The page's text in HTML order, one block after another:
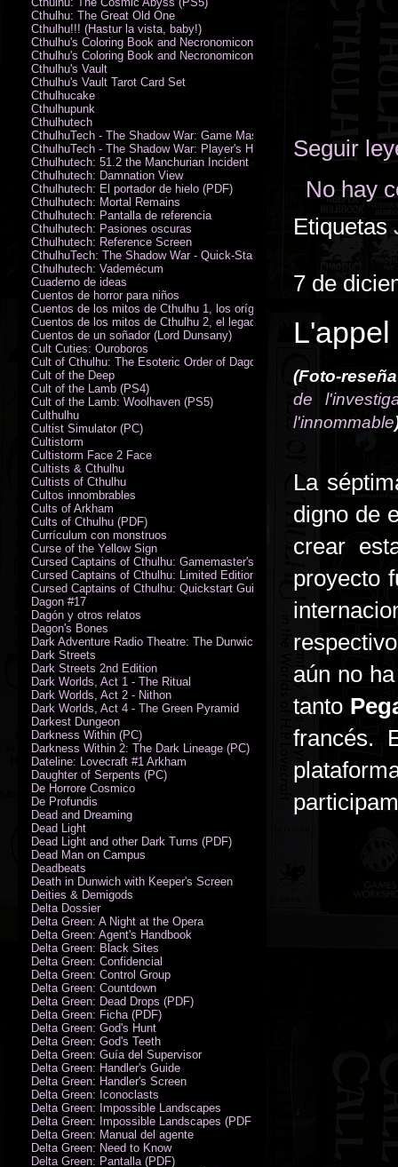
Seguir
No hay
Etiquetas
7 de
(Foto-
de
l'innommable
La
digno de
crear
proyecto
aún no
tanto
francés.
Cthulhu: The Great Old One
Cthulhu!!! (Hastur la vista, baby!)
Cthulhu's Coloring Book and Necronomicon of Sunny Day Doings
Cthulhu's Coloring Book and Necronomicon of Sunny Day Doings New
Cthulhu's Vault
Cthulhu's Vault Tarot Card Set
Cthulhucake
Cthulhupunk
Cthulhutech
CthulhuTech - The Shadow War: Game Master's Guide (PDF)
CthulhuTech - The Shadow War: Player's Handbook (PDF)
Cthulhutech: 51.2 the Manchurian Incident (PDF)
Cthulhutech: Damnation View
Cthulhutech: El portador de hielo (PDF)
Cthulhutech: Mortal Remains
Cthulhutech: Pantalla de referencia
Cthulhutech: Pasiones oscuras
Cthulhutech: Reference Screen
CthulhuTech: The Shadow War - Quick-Start Rules (PDF)
Cthulhutech: Vademécum
Cuaderno de ideas
Cuentos de horror para niños
Cuentos de los mitos de Cthulhu 1, los orígenes
Cuentos de los mitos de Cthulhu 2, el legado
Cuentos de un soñador (Lord Dunsany)
Cult Cuties: Ouroboros
Cult of Cthulhu: The Esoteric Order of Dagon Vol.1: Book One
Cult of the Deep
Cult of the Lamb (PS4)
Cult of the Lamb: Woolhaven (PS5)
Culthulhu
Cultist Simulator (PC)
Cultistorm
Cultistorm Face 2 Face
Cultists & Cthulhu
Cultists of Cthulhu
Cultos innombrables
Cults of Arkham
Cults of Cthulhu (PDF)
Currículum con monstruos
Curse of the Yellow Sign
Cursed Captains of Cthulhu: Gamemaster's Toolkit & Dice
Cursed Captains of Cthulhu: Limited Edition
Cursed Captains of Cthulhu: Quickstart Guide (PDF)
Dagon #17
Dagón y otros relatos
Dagon's Bones
Dark Adventure Radio Theatre: The Dunwich Horror - Audio CD with
Dark Streets
Dark Streets 2nd Edition
Dark Worlds, Act 1 - The Ritual
Dark Worlds, Act 2 - Nithon
Dark Worlds, Act 4 - The Green Pyramid
Darkest Dungeon
Darkness Within (PC)
Darkness Within 2: The Dark Lineage (PC)
Dateline: Lovecraft #1 Arkham
Daughter of Serpents (PC)
De Horrore Cosmico
De Profundis
Dead and Dreaming
Dead Light
Dead Light and other Dark Turns (PDF)
Dead Man on Campus
Deadbeats
Death in Dunwich with Keeper's Screen
Deities & Demigods
Delta Dossier
Delta Green: A Night at the Opera
Delta Green: Agent's Handbook
Delta Green: Black Sites
Delta Green: Confidencial
Delta Green: Control Group
Delta Green: Countdown
Delta Green: Dead Drops (PDF)
Delta Green: Ficha (PDF)
Delta Green: God's Hunt
Delta Green: God's Teeth
Delta Green: Guía del Supervisor
Delta Green: Handler's Guide
Delta Green: Handler's Screen
Delta Green: Iconoclasts
Delta Green: Impossible Landscapes
Delta Green: Impossible Landscapes (PDF - Espiral)
Delta Green: Manual del agente
Delta Green: Need to Know
Delta Green: Pantalla (PDF)